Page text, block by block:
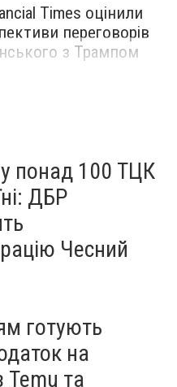
Times оцінили
переговорів
з Трампом
понад 100 ТЦК
ДБР
Чесний
готують
на
Temu та